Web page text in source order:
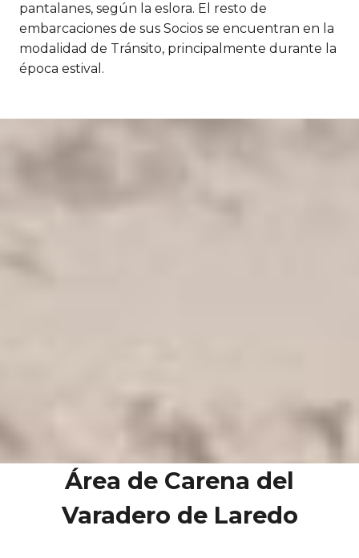
pantalanes, según la eslora. El resto de
embarcaciones de sus Socios se encuentran en la
modalidad de Tránsito, principalmente durante la
época estival.
Área de Carena del
Varadero de Laredo